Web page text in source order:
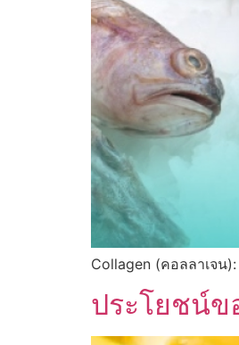
Collagen (คอลลาเจน
ประโยชน์ข